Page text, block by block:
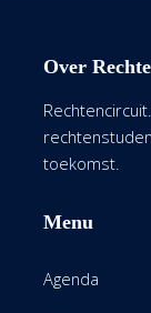
Over
toekomst.
Menu
Agenda